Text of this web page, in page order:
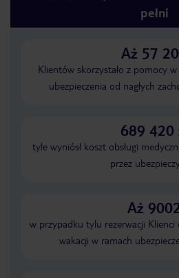
pełni
Aż 57
Klientów skorzystało z pomocy
ubezpieczenia od nagłych
689 420
tyle wyniósł koszt obsługi
przez
Aż 9002
w przypadku tylu rezerwacji
wakacji w ramach